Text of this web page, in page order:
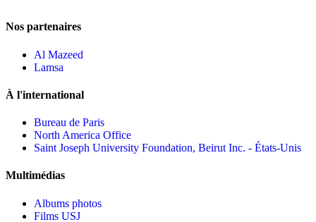
Nos partenaires
Al Mazeed
Lamsa
À l'international
Bureau de Paris
North America Office
Saint Joseph University Foundation, Beirut Inc. - États-Unis
Multimédias
Albums photos
Films USJ